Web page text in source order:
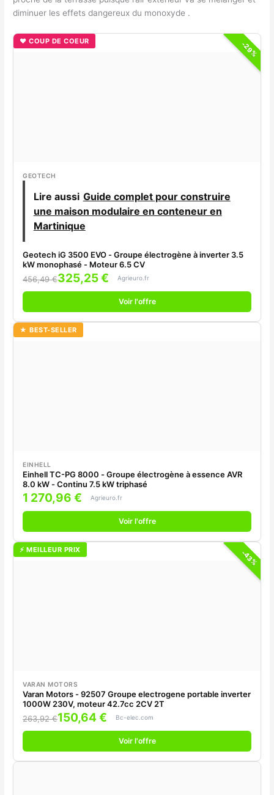
diminuer les effets dangereux du monoxyde .
-29%
♥ COUP DE COEUR
GEOTECH
Lire aussi Guide complet pour construire
une maison modulaire en conteneur en
Martinique
Geotech iG 3500 EVO - Groupe électrogène à inverter 3.5
kW monophasé - Moteur 6.5 CV
456,49 €325,25 € Agrieuro.fr
Voir l'offre
★ BEST-SELLER
EINHELL
Einhell TC-PG 8000 - Groupe électrogène à essence AVR
8.0 kW - Continu 7.5 kW triphasé
1 270,96 € Agrieuro.fr
Voir l'offre
-43%
⚡ MEILLEUR PRIX
VARAN MOTORS
Varan Motors - 92507 Groupe electrogene portable inverter
1000W 230V, moteur 42.7cc 2CV 2T
263,92 €150,64 € Bc-elec.com
Voir l'offre